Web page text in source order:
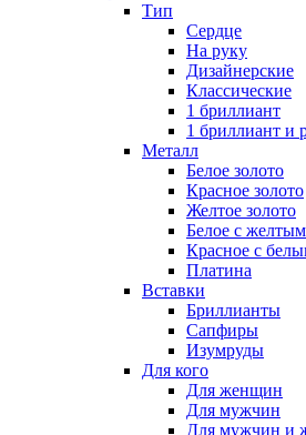
Тип
Сердце
На руку
Дизайнерские
Классические
1 бриллиант
1 бриллиант и
Металл
Белое золото
Красное золото
Желтое золото
Белое с
Красное с
Платина
Вставки
Бриллианты
Сапфиры
Изумруды
Для кого
Для женщин
Для мужчин
Для мужчин и